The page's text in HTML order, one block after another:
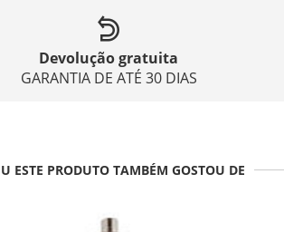
Devolução gratuita
GARANTIA DE ATÉ 30 DIAS
ESTE PRODUTO TAMBÉM GOSTOU DE